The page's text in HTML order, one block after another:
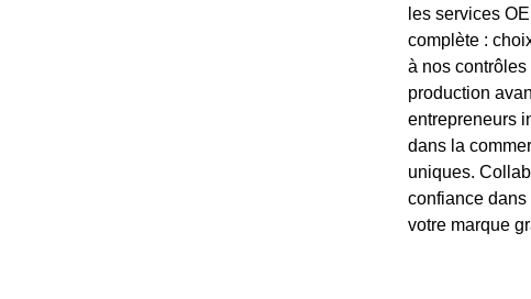
les services
complète :
à nos
production
entrepreneurs
dans la
uniques.
confiance
votre marque